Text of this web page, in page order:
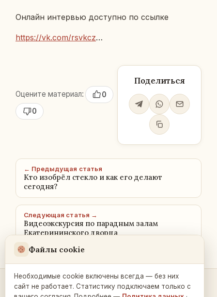
Онлайн ин­тер­вью до­ступ­но по ссылке
https://vk.com/rsvkcz…
Оцените материал:
0
0
Поделиться
← Предыдущая статья
Кто изобрёл стекло и как его делают
сегодня?
Следующая статья →
Видеоэкскурсия по парадным залам
Екатерининского дворца
Контакты и связь →
Файлы cookie
Необходимые cookie включены всегда — без них
сайт не работает. Статистику подключаем только с